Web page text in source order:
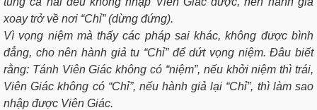
xoay trở về nơi “Chỉ” (dừng đứng).
Vì vọng niệm mà thấy các pháp sai khác, không được bình
đẳng, cho nên hành giả tu “Chỉ” để dứt vọng niệm. Ðâu biết
rằng: Tánh Viên Giác không có “niệm”, nếu khởi niệm thì trái,
Viên Giác không có “Chỉ”, nếu hành giả lại “Chỉ”, thì làm sao
nhập được Viên Giác.